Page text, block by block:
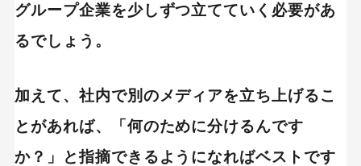
グループ企業を少しずつ立てていく必要があ
るでしょう。
加えて、社内で別のメディアを立ち上げるこ
とがあれば、「何のために分けるんです
か？」と指摘できるようになればベストです